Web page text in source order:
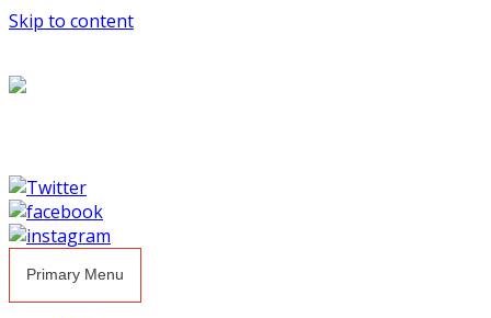
Skip to content
Primary Menu